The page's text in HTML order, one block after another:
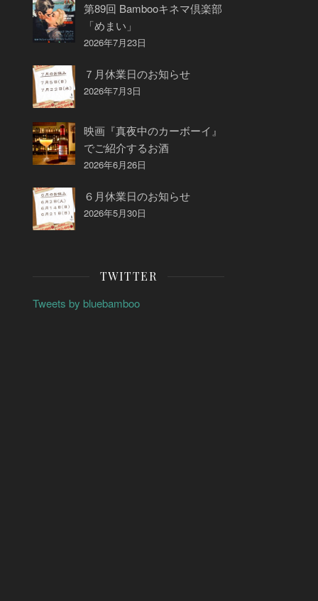
第89回 Bambooキネマ倶楽部
「めまい」
2026年7月23日
７月休業日のお知らせ
2026年7月3日
映画『真夜中のカーボーイ』
でご紹介するお酒
2026年6月26日
６月休業日のお知らせ
2026年5月30日
TWITTER
Tweets by bluebamboo